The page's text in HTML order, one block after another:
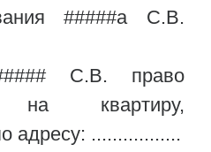
#####а С.В.
С.В. право
на квартиру,
адресу: .................